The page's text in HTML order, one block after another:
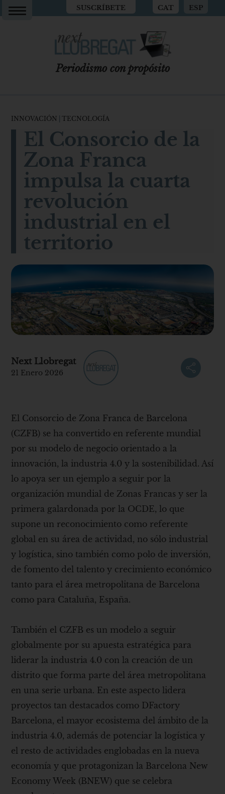
SUSCRÍBETE CAT ESP
Periodismo con propósito
INNOVACIÓN TECNOLOGÍA
El Consorcio de la
Zona Franca
impulsa la cuarta
revolución
industrial en el
territorio
Next Llobregat
21 Enero 2026
El Consorcio de Zona Franca de Barcelona
(CZFB) se ha convertido en referente mundial
por su modelo de negocio orientado a la
innovación, la industria 4.0 y la sostenibilidad. Así
lo apoya ser un ejemplo a seguir por la
organización mundial de Zonas Francas y ser la
primera galardonada por la OCDE, lo que
supone un reconocimiento como referente
global en su área de actividad, no sólo industrial
y logística, sino también como polo de inversión,
de fomento del talento y crecimiento económico
tanto para el área metropolitana de Barcelona
como para Cataluña, España.
También el CZFB es un modelo a seguir
globalmente por su apuesta estratégica para
liderar la industria 4.0 con la creación de un
distrito que forma parte del área metropolitana
en una serie urbana. En este aspecto lidera
proyectos tan destacados como DFactory
Barcelona, ​​el mayor ecosistema del ámbito de la
industria 4.0, además de potenciar la logística y
el resto de actividades englobadas en la nueva
economía y que protagonizan la Barcelona New
Economy Week (BNEW) que se celebra